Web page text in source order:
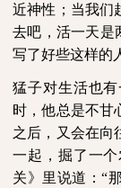
近神性；当我们
去吧，活一天是
写了好些这样的
猛子对生活也
时，他总是不甘
之后，又会在向
一起，掘了一
关》里说道：“